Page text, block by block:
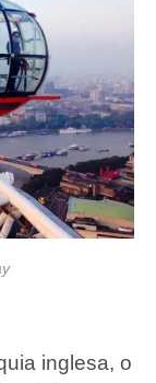
inglesa, o